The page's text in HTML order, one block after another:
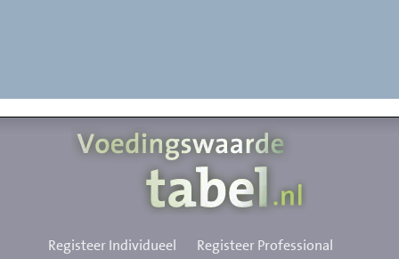
Registeer Individueel Registeer Professional